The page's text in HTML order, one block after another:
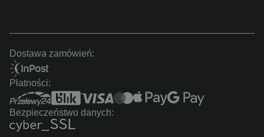
Dostawa zamówień:
Płatności:
Bezpieczeństwo danych: